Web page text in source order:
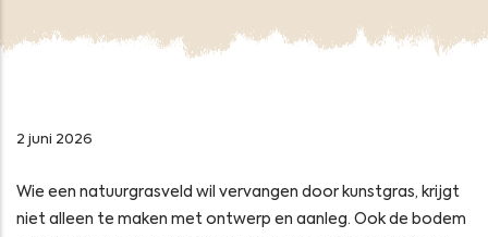
2 juni 2026
Wie een natuurgrasveld wil vervangen door kunstgras, krijgt
niet alleen te maken met ontwerp en aanleg. Ook de bodem